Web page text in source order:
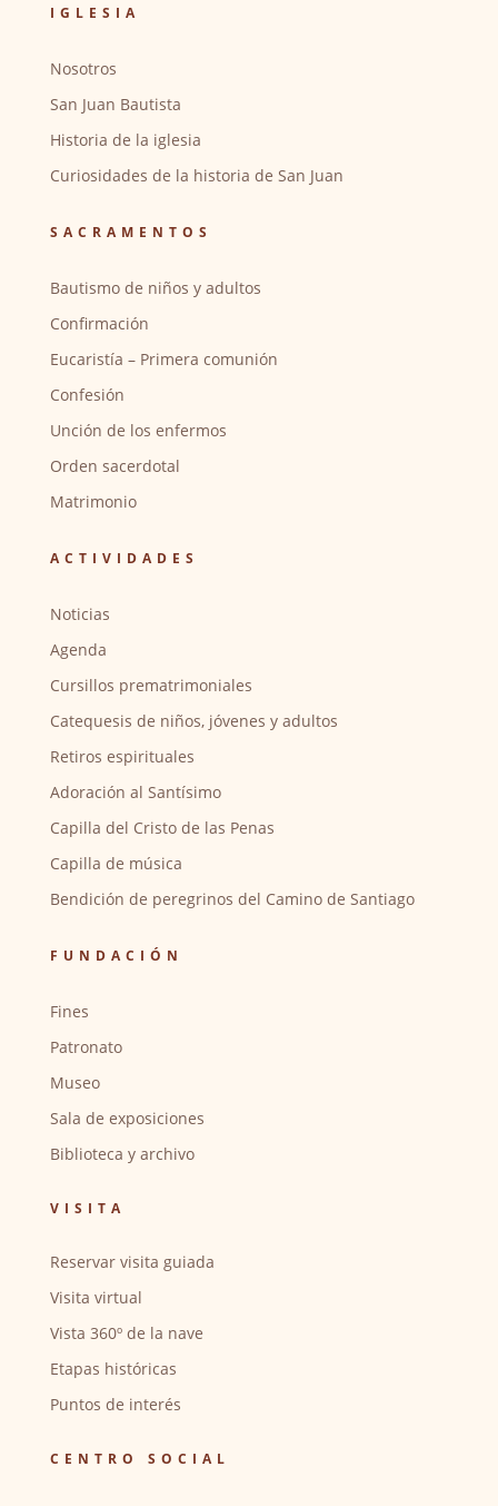
IGLESIA
Nosotros
San Juan Bautista
Historia de la iglesia
Curiosidades de la historia de San Juan
SACRAMENTOS
Bautismo de niños y adultos
Confirmación
Eucaristía – Primera comunión
Confesión
Unción de los enfermos
Orden sacerdotal
Matrimonio
ACTIVIDADES
Noticias
Agenda
Cursillos prematrimoniales
Catequesis de niños, jóvenes y adultos
Retiros espirituales
Adoración al Santísimo
Capilla del Cristo de las Penas
Capilla de música
Bendición de peregrinos del Camino de Santiago
FUNDACIÓN
Fines
Patronato
Museo
Sala de exposiciones
Biblioteca y archivo
VISITA
Reservar visita guiada
Visita virtual
Vista 360º de la nave
Etapas históricas
Puntos de interés
CENTRO SOCIAL